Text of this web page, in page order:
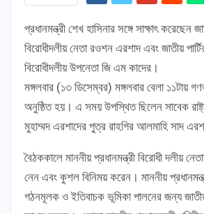
প্রধানমন্ত্রী শেখ হাসিনার সঙ্গে সাক্ষাৎ করেছেন
বিরোধীদলীয় নেতা রওশন এরশাদ এবং জাতীয়
বিরোধীদলীয় উপনেতা জি এম কাদের।
মঙ্গলবার (১৩ ডিসেম্বর) মঙ্গলবার বেলা ১১টায়
অনুষ্ঠিত হয়। এ সময় উপস্থিত ছিলেন সাবেক
মুহাম্মদ এরশাদের পুত্র রাহগির আলমাহি সাদ
বৈঠককালে মাননীয় প্রধানমন্ত্রী বিরোধী দলীয়
নেন এবং কুশল বিনিময় করেন। মাননীয়
গঠনমূলক ও ইতিবাচক ভূমিকা পালনের জন্য জাতীয়